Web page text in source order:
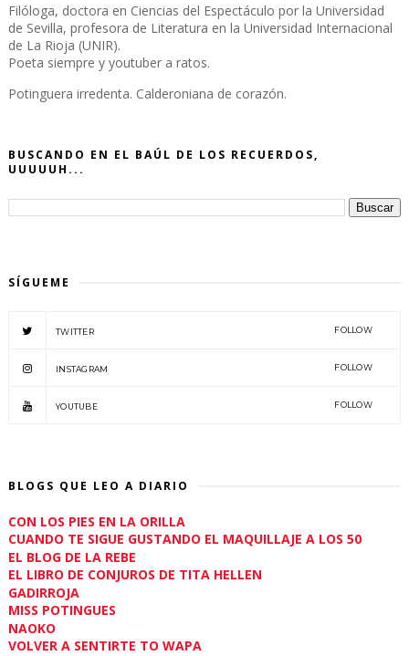
Filóloga, doctora en Ciencias del Espectáculo por la Universidad
de Sevilla, profesora de Literatura en la Universidad Internacional
de La Rioja (UNIR).
Poeta siempre y youtuber a ratos.
Potinguera irredenta. Calderoniana de corazón.
BUSCANDO EN EL BAÚL DE LOS RECUERDOS,
UUUUUH...
SÍGUEME
TWITTER FOLLOW
INSTAGRAM FOLLOW
YOUTUBE FOLLOW
BLOGS QUE LEO A DIARIO
CON LOS PIES EN LA ORILLA
CUANDO TE SIGUE GUSTANDO EL MAQUILLAJE A LOS 50
EL BLOG DE LA REBE
EL LIBRO DE CONJUROS DE TITA HELLEN
GADIRROJA
MISS POTINGUES
NAOKO
VOLVER A SENTIRTE TO WAPA